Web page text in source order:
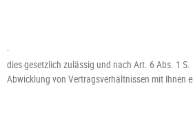
·
dies gesetzlich zulässig und nach Art. 6 Abs. 1 S.
Abwicklung von Vertragsverhältnissen mit Ihnen